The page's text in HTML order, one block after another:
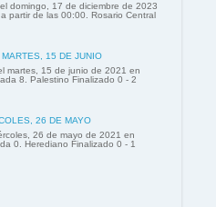
domingo, 17 de diciembre de 2023
partir de las 00:00. Rosario Central
15 DE JUNIO
martes, 15 de junio de 2021 en
8. Palestino Finalizado 0 - 2
26 DE MAYO
26 de mayo de 2021 en
0. Herediano Finalizado 0 - 1